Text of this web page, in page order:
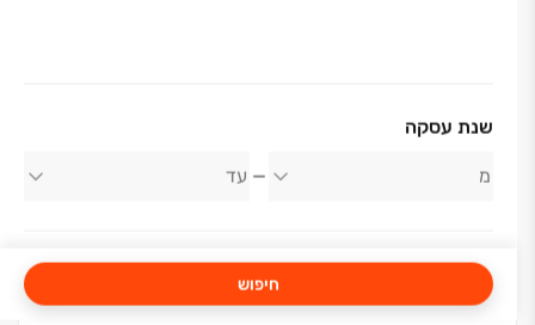
שנת עסקה
חיפוש
אודות החברה
רייסדור